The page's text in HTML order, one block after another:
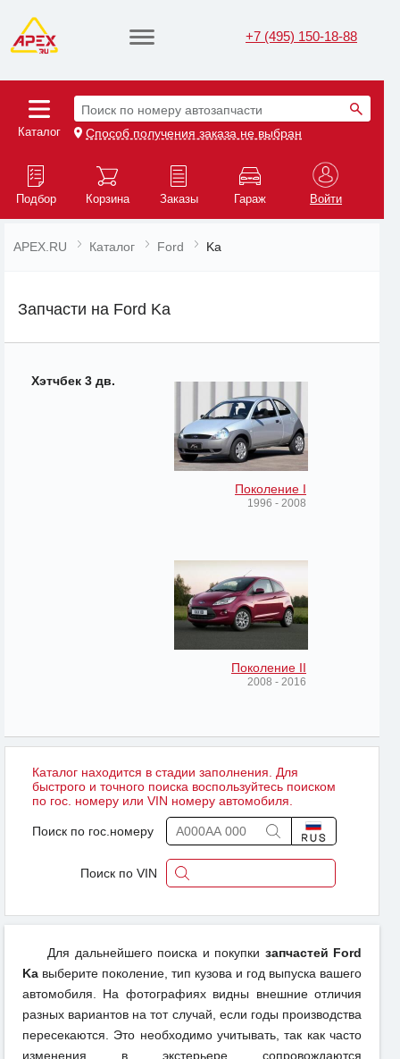
+7 (495) 150-18-88
Каталог
Поиск по номеру автозапчасти
Способ получения заказа не выбран
Подбор Корзина Заказы Гараж Войти
APEX.RU Каталог Ford Ka
Запчасти на Ford Ka
Хэтчбек 3 дв.
Поколение I
1996 - 2008
Поколение II
2008 - 2016
Каталог находится в стадии заполнения. Для
быстрого и точного поиска воспользуйтесь поиском
по гос. номеру или VIN номеру автомобиля.
Поиск по гос.номеру
Поиск по VIN
Для дальнейшего поиска и покупки запчастей Ford
Ka выберите поколение, тип кузова и год выпуска вашего
автомобиля. На фотографиях видны внешние отличия
разных вариантов на тот случай, если годы производства
пересекаются. Это необходимо учитывать, так как часто
изменения в экстерьере сопровождаются